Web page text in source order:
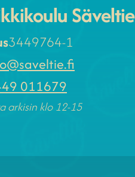
Säveltie
3449764-1
011679
arkisin klo 12-15